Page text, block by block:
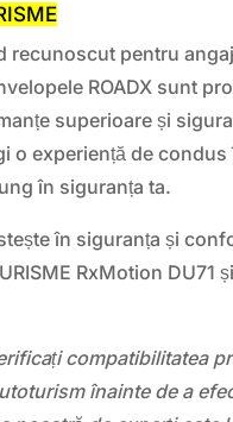
recunoscut pentru
ROADX sunt
superioare și
o experiență de
în siguranța ta.
în siguranța și
RxMotion DU71
compatibilitatea
înainte de a